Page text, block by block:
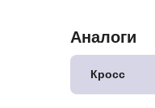
Аналоги
Кросс